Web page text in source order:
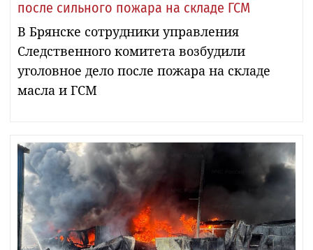
после сильного пожара на складе ГСМ
В Брянске сотрудники управления
Следственного комитета возбудили
уголовное дело после пожара на складе
масла и ГСМ